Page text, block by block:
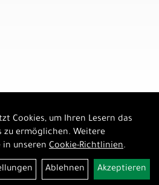
Cookies, um Ihren Lesern das
zu ermöglichen. Weitere
unseren Cookie-Richtlinien.
Ablehnen Akzeptieren
Auftrag widerrufen